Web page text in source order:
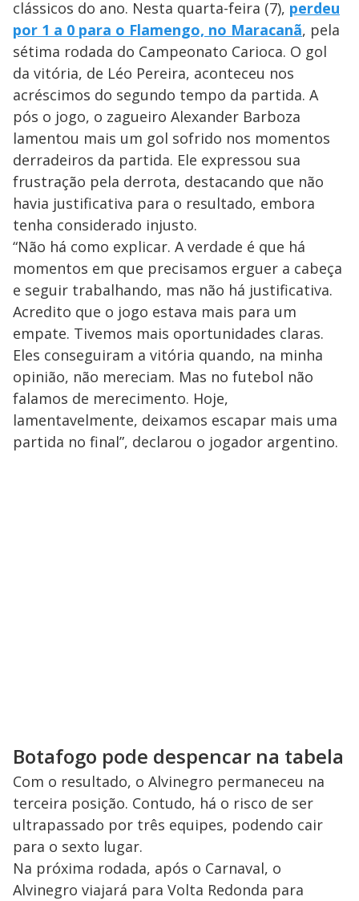
clássicos do ano. Nesta quarta-feira (7), perdeu
por 1 a 0 para o Flamengo, no Maracanã, pela
sétima rodada do Campeonato Carioca. O gol
da vitória, de Léo Pereira, aconteceu nos
acréscimos do segundo tempo da partida. A
pós o jogo, o zagueiro Alexander Barboza
lamentou mais um gol sofrido nos momentos
derradeiros da partida. Ele expressou sua
frustração pela derrota, destacando que não
havia justificativa para o resultado, embora
tenha considerado injusto.
“Não há como explicar. A verdade é que há
momentos em que precisamos erguer a cabeça
e seguir trabalhando, mas não há justificativa.
Acredito que o jogo estava mais para um
empate. Tivemos mais oportunidades claras.
Eles conseguiram a vitória quando, na minha
opinião, não mereciam. Mas no futebol não
falamos de merecimento. Hoje,
lamentavelmente, deixamos escapar mais uma
partida no final”, declarou o jogador argentino.
Botafogo pode despencar na tabela
Com o resultado, o Alvinegro permaneceu na
terceira posição. Contudo, há o risco de ser
ultrapassado por três equipes, podendo cair
para o sexto lugar.
Na próxima rodada, após o Carnaval, o
Alvinegro viajará para Volta Redonda para